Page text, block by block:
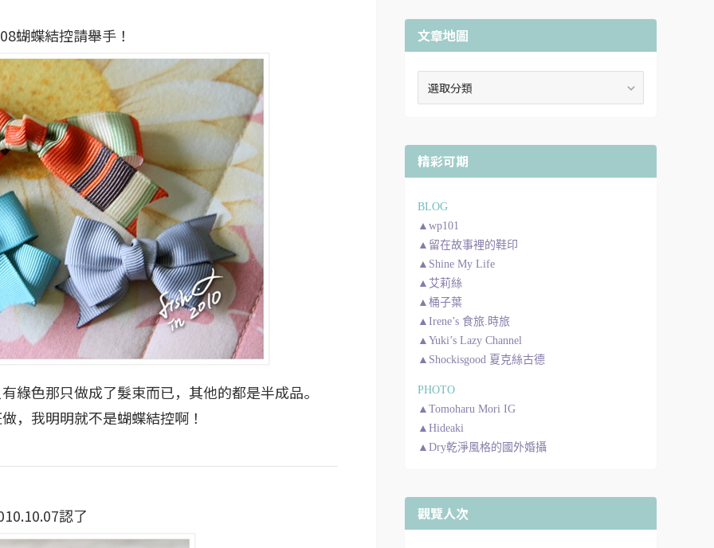
蝴蝶結控請舉手！
綠色那只做成了髮束而已，其他的都是半成品。
，我明明就不是蝴蝶結控啊！
認了
文章地圖
精彩可期
BLOG
▲wp101
▲留在故事裡的鞋印
▲Shine My Life
▲艾莉絲
▲桶子葉
▲Irene’s 食旅.時旅
▲Yuki’s Lazy Channel
▲Shockisgood 夏克絲古德
PHOTO
▲Tomoharu Mori IG
▲Hideaki
▲Dry乾淨風格的國外婚攝
觀覽人次